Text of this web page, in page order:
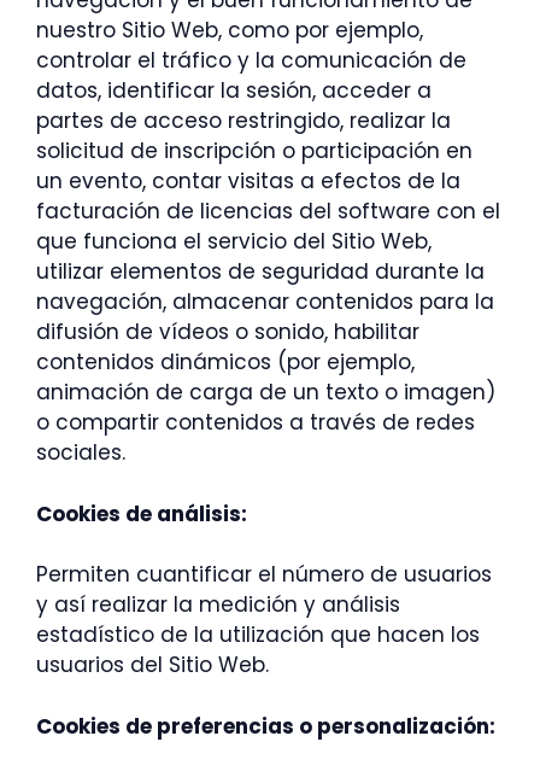
nuestro Sitio Web, como por ejemplo,
controlar el tráfico y la comunicación de
datos, identificar la sesión, acceder a
partes de acceso restringido, realizar la
solicitud de inscripción o participación en
un evento, contar visitas a efectos de la
facturación de licencias del software con el
que funciona el servicio del Sitio Web,
utilizar elementos de seguridad durante la
navegación, almacenar contenidos para la
difusión de vídeos o sonido, habilitar
contenidos dinámicos (por ejemplo,
animación de carga de un texto o imagen)
o compartir contenidos a través de redes
sociales.
Cookies de análisis:
Permiten cuantificar el número de usuarios
y así realizar la medición y análisis
estadístico de la utilización que hacen los
usuarios del Sitio Web.
Cookies de preferencias o personalización: